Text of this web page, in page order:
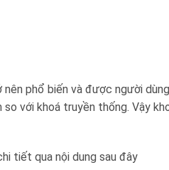
phổ biến và được người
với khoá truyền thống. Vậy
tiết qua nội dung sau đây